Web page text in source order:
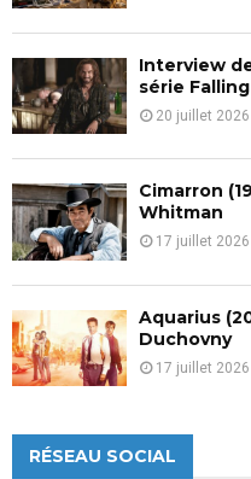
Interview
série
20 juillet 2026
Cimarron
Whitman
17 juillet 2026
Aquarius
Duchovny
17 juillet 2026
RÉSEAU SOCIAL